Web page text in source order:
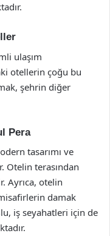
ulaşım
otellerin çoğu bu
şehrin diğer
Pera
tasarımı ve
Otelin terasından
Ayrıca, otelin
damak
iş seyahatleri için de